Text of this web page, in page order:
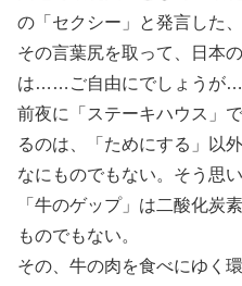
の「セクシー」と発言した、
その言葉尻を取って、日本
は……ご自由にでしょうが
前夜に「ステーキハウス」
るのは、「ためにする」以
なにものでもない。そう思い
「牛のゲップ」は二酸化炭
ものでもない。
その、牛の肉を食べにゆく